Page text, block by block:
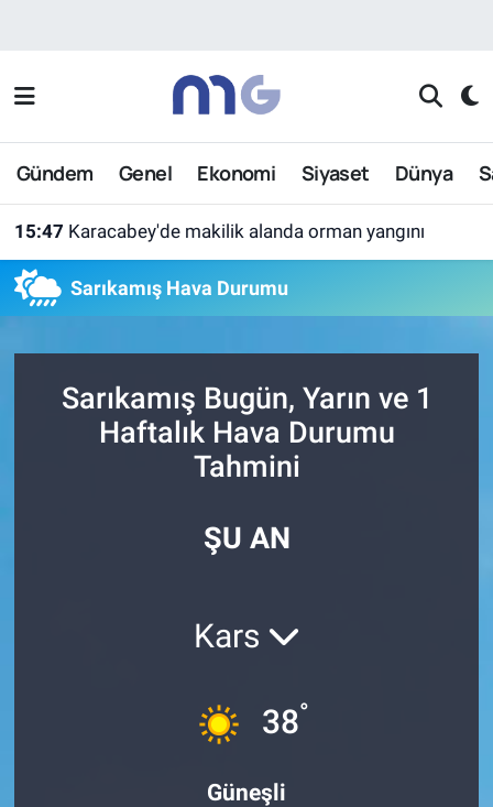
Gündem Genel Ekonomi Siyaset Dünya
15:47 Karacabey'de makilik alanda orman yangını
Sarıkamış Hava Durumu
Sarıkamış Bugün, Yarın ve 1
Haftalık Hava Durumu
Tahmini
ŞU AN
Kars
38°
Güneşli
Nöbetçi Eczaneler
Hava Durumu
Son Dakika Haberleri